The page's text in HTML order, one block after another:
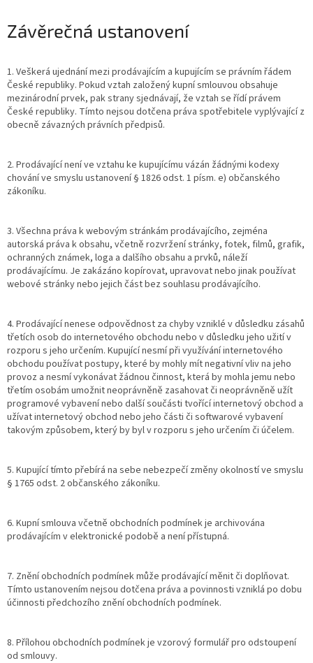
Závěrečná ustanovení
1. Veškerá ujednání mezi prodávajícím a kupujícím se právním řádem
České republiky. Pokud vztah založený kupní smlouvou obsahuje
mezinárodní prvek, pak strany sjednávají, že vztah se řídí právem
České republiky. Tímto nejsou dotčena práva spotřebitele vyplývající z
obecně závazných právních předpisů.
2. Prodávající není ve vztahu ke kupujícímu vázán žádnými kodexy
chování ve smyslu ustanovení § 1826 odst. 1 písm. e) občanského
zákoníku.
3. Všechna práva k webovým stránkám prodávajícího, zejména
autorská práva k obsahu, včetně rozvržení stránky, fotek, filmů, grafik,
ochranných známek, loga a dalšího obsahu a prvků, náleží
prodávajícímu. Je zakázáno kopírovat, upravovat nebo jinak používat
webové stránky nebo jejich část bez souhlasu prodávajícího.
4. Prodávající nenese odpovědnost za chyby vzniklé v důsledku zásahů
třetích osob do internetového obchodu nebo v důsledku jeho užití v
rozporu s jeho určením. Kupující nesmí při využívání internetového
obchodu používat postupy, které by mohly mít negativní vliv na jeho
provoz a nesmí vykonávat žádnou činnost, která by mohla jemu nebo
třetím osobám umožnit neoprávněně zasahovat či neoprávněně užít
programové vybavení nebo další součásti tvořící internetový obchod a
užívat internetový obchod nebo jeho části či softwarové vybavení
takovým způsobem, který by byl v rozporu s jeho určením či účelem.
5. Kupující tímto přebírá na sebe nebezpečí změny okolností ve smyslu
§ 1765 odst. 2 občanského zákoníku.
6. Kupní smlouva včetně obchodních podmínek je archivována
prodávajícím v elektronické podobě a není přístupná.
7. Znění obchodních podmínek může prodávající měnit či doplňovat.
Tímto ustanovením nejsou dotčena práva a povinnosti vzniklá po dobu
účinnosti předchozího znění obchodních podmínek.
8. Přílohou obchodních podmínek je vzorový formulář pro odstoupení
od smlouvy.